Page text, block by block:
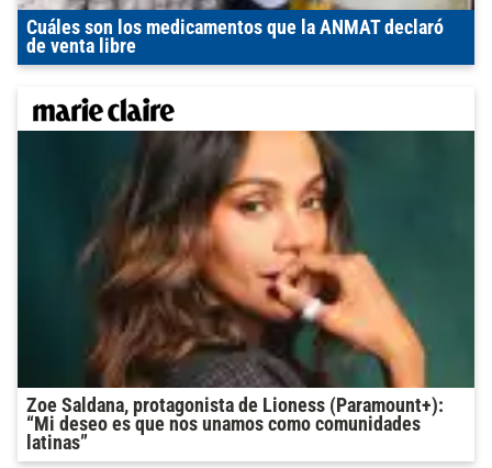
Cuáles son los medicamentos que la ANMAT declaró
de venta libre
Zoe Saldana, protagonista de Lioness (Paramount+):
“Mi deseo es que nos unamos como comunidades
latinas”